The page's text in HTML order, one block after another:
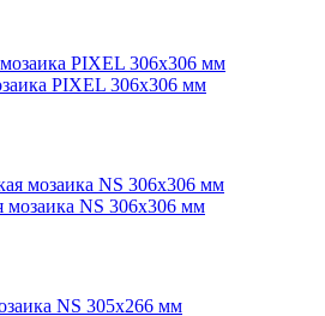
PIXEL 306x306 мм
мозаика NS 306x306 мм